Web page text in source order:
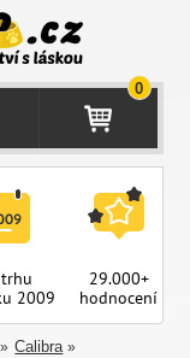
0
2009
29.000+
hodnocení
» Calibra »